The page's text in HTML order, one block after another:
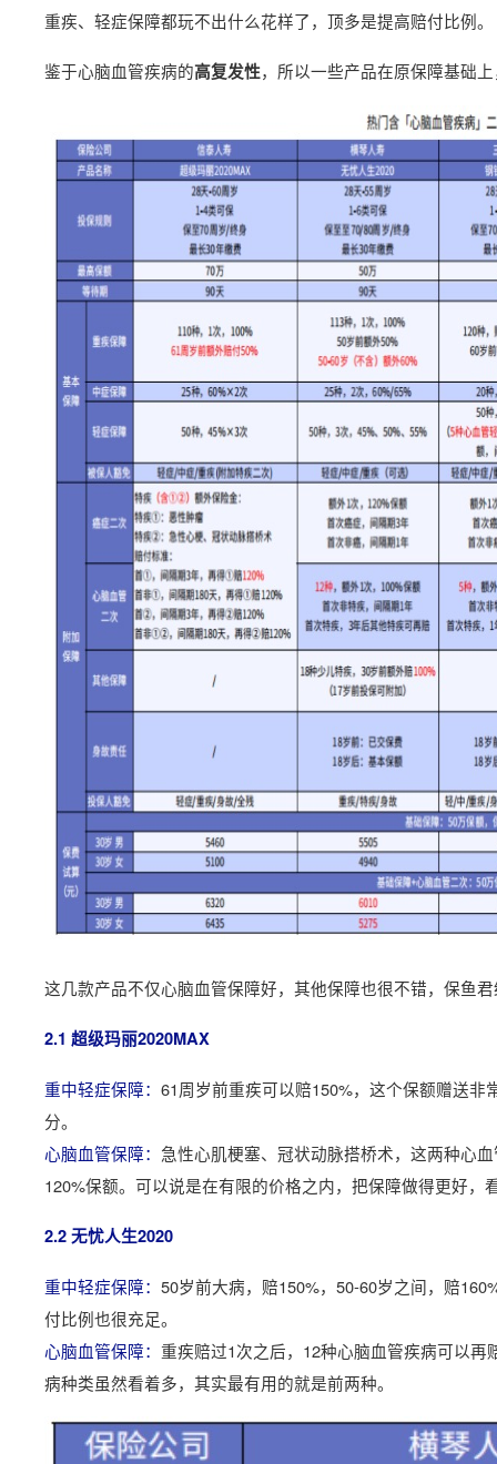
重疾、轻症保障都玩不出什么花样了，顶多是提高赔付比例。
鉴于心脑血管疾病的高复发性，所以一些产品在原保障基础
这几款产品不仅心脑血管保障好，其他保障也很不错，保鱼
2.1 超级玛丽2020MAX
重中轻症保障： 61周岁前重疾可以赔150%，这个保额赠送
分。
心脑血管保障： 急性心肌梗塞、冠状动脉搭桥术，这两种心
120%保额。可以说是在有限的价格之内，把保障做得更好，
2.2 无忧人生2020
重中轻症保障： 50岁前大病，赔150%，50-60岁之间，赔
付比例也很充足。
心脑血管保障： 重疾赔过1次之后，12种心脑血管疾病可以
病种类虽然看着多，其实最有用的就是前两种。